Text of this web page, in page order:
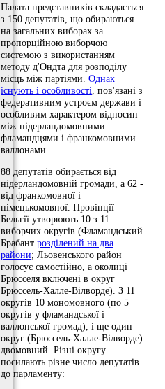
Палата представників складається
з 150 депутатів, що обираються
на загальних виборах за
пропорційною виборчою
системою з використанням
методу д'Ондта для розподілу
місць між партіями. Однак
існують і особливості , пов'язані з
федеративним устроєм держави і
особливим характером відносин
між нідерландомовними
фламандцями і франкомовними
валлонами.
88 депутатів обирається від
нідерландомовній громади, а 62 -
від франкомовної і
німецькомовної. Провінції
Бельгії утворюють 10 з 11
виборчих округів (Фламандський
Брабант розділений на два
райони; Льовенського район
голосує самостійно, а околиці
Брюсселя включені в округ
Брюссель-Халле-Вілворде). З 11
округів 10 мономовного (по 5
округів у фламандської і
валлонської громад), і ще один
округ (Брюссель-Халле-Вілворде)
двомовний. Різні округу
посилають різне число депутатів
до парламенту: